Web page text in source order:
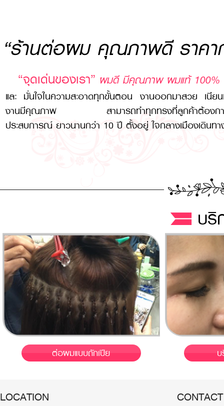
“ร้านต่อผม คุณภาพดี ราคา
“จุดเด่นของเรา” ผมดี มีคุณภาพ ผมแท้ 100%
และ มั่นใจในความสะอาดทุกขั้นตอน งานออกมาสวย เนียนเ
งานมีคุณภาพ สามารถทำทุกทรงที่ลูกค้าต้องการ
ประสบการณ์ ยาวนานกว่า 10 ปี ตั้งอยู่ ใจกลางเมืองเดินทา
บริ
ต่อผมแบบถักเปีย
LOCATION CONTACT